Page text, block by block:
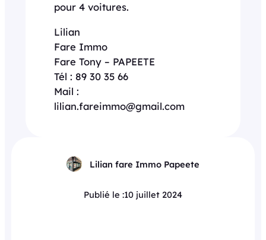
pour 4 voitures.
Lilian
Fare Immo
Fare Tony – PAPEETE
Tél : 89 30 35 66
Mail :
lilian.fareimmo@gmail.com
Lilian fare Immo Papeete
Publié le :10 juillet 2024